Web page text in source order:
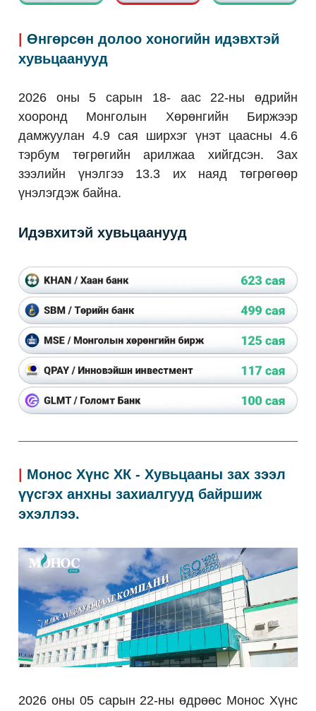
Өнгөрсөн долоо хоногийн идэвхтэй
хувьцаанууд
2026 оны 5 сарын 18- аас 22-ны өдрийн
хооронд Монголын Хөрөнгийн Биржээр
дамжуулан 4.9 сая ширхэг үнэт цаасны 4.6
тэрбум төгрөгийн арилжаа хийгдсэн. Зах
зээлийн үнэлгээ 13.3 их наяд төгрөгөөр
үнэлэгдэж байна.
Идэвхитэй хувьцаанууд
Монос Хүнс ХК - Хувьцааны зах зээл
үүсгэх анхны захиалгууд байршиж
эхэллээ.
2026 оны 05 сарын 22-ны өдрөөс Монос Хүнс